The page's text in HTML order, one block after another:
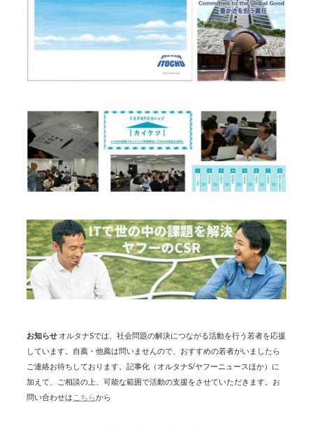
お知らせ オルタナSでは、社会問題の解決につながる活動を行う若者を応援
しています。自薦・他薦は問いませんので、おすすめの若者がいましたら
ご連絡お待ちしております。記事化（オルタナS/ヤフーニュースほか）に
加えて、ご相談の上、可能な範囲で活動の支援をさせていただきます。お
問い合わせは こちらから